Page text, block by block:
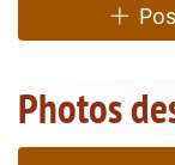
Photos